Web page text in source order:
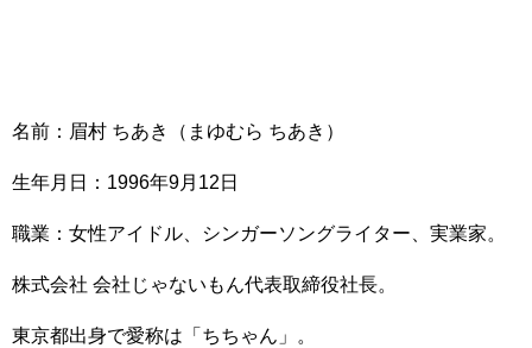
名前：眉村 ちあき（まゆむら ちあき）
生年月日：1996年9月12日
職業：女性アイドル、シンガーソングライター、実業家。
株式会社 会社じゃないもん代表取締役社長。
東京都出身で愛称は「ちちゃん」。